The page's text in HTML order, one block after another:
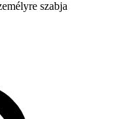
szabja